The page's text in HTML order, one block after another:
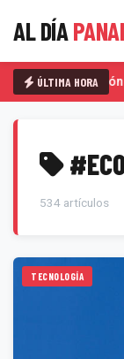
AL DÍA
ÚLTIMA HORA
Interconexión
534 artículos
TECNOLOGÍA